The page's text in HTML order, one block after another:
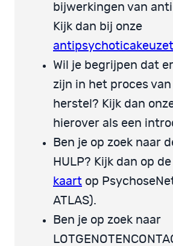
bijwerkingen van
Kijk dan bij onze
Wil je begrijpen dat
zijn in het proces
herstel? Kijk dan
hierover als een
Ben je op zoek naar
HULP? Kijk dan op de
kaart op
ATLAS).
Ben je op zoek naar